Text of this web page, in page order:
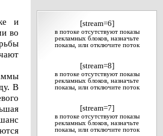
и
во
В
[stream=6]
в потоке отсутствуют показы
рекламных блоков, назначьте
показы, или отключите поток
[stream=8]
в потоке отсутствуют показы
рекламных блоков, назначьте
показы, или отключите поток
[stream=7]
в потоке отсутствуют показы
рекламных блоков, назначьте
показы, или отключите поток